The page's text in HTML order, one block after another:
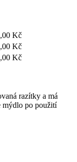
Kč
Kč
Kč
razítky a má
mýdlo po použití